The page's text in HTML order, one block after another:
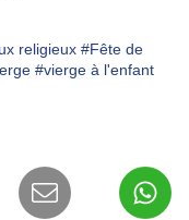
religieux #Fête de
#vierge à l'enfant